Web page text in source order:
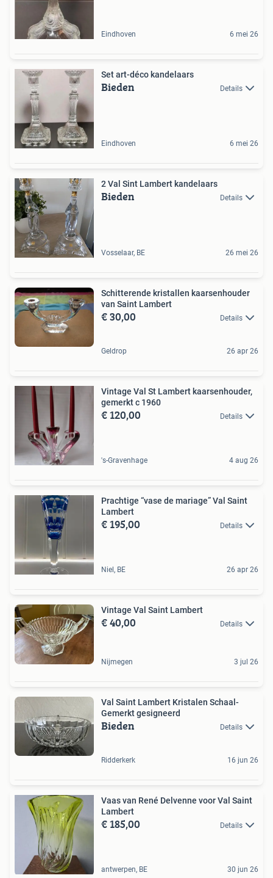
Eindhoven 6 mei 26
Set art-déco kandelaars
Bieden Details
Eindhoven 6 mei 26
2 Val Sint Lambert kandelaars
Bieden Details
Vosselaar, BE 26 mei 26
Schitterende kristallen kaarsenhouder
van Saint Lambert
€ 30,00 Details
Geldrop 26 apr 26
Vintage Val St Lambert kaarsenhouder,
gemerkt c 1960
€ 120,00 Details
's-Gravenhage 4 aug 26
Prachtige “vase de mariage” Val Saint
Lambert
€ 195,00 Details
Niel, BE 26 apr 26
Vintage Val Saint Lambert
€ 40,00 Details
Nijmegen 3 jul 26
Val Saint Lambert Kristalen Schaal-
Gemerkt gesigneerd
Bieden Details
Ridderkerk 16 jun 26
Vaas van René Delvenne voor Val Saint
Lambert
€ 185,00 Details
antwerpen, BE 30 jun 26